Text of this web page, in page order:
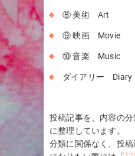
⑧ 美術 Art
⑨ 映画 Movie
⑩ 音楽 Music
ダイアリー Diary
投稿記事を、内容の
に整理しています。
分類に関係なく、投